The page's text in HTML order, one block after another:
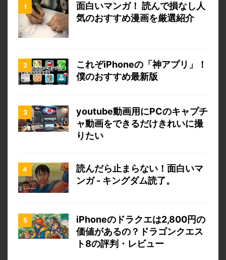
面白いマンガ！ 読んで損なし人
気のおすすめ漫画を厳選紹介
これぞiPhoneの「神アプリ」！
僕のおすすめ最新版
youtube動画用にPCのキャプチ
ャ動画をできるだけきれいに撮
りたい
読んだら止まらない！面白いマ
ンガ - キングダム読了。
iPhoneのドラクエは2,800円の
価値があるの？ドラゴンクエス
ト8の評判・レビュー